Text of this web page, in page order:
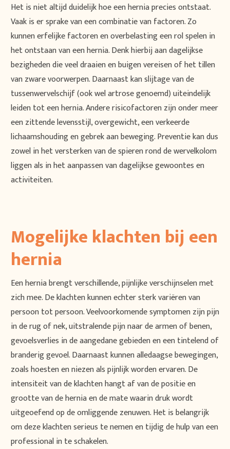
Het is niet altijd duidelijk hoe een hernia precies ontstaat.
Vaak is er sprake van een combinatie van factoren. Zo
kunnen erfelijke factoren en overbelasting een rol spelen in
het ontstaan van een hernia. Denk hierbij aan dagelijkse
bezigheden die veel draaien en buigen vereisen of het tillen
van zware voorwerpen. Daarnaast kan slijtage van de
tussenwervelschijf (ook wel artrose genoemd) uiteindelijk
leiden tot een hernia. Andere risicofactoren zijn onder meer
een zittende levensstijl, overgewicht, een verkeerde
lichaamshouding en gebrek aan beweging. Preventie kan dus
zowel in het versterken van de spieren rond de wervelkolom
liggen als in het aanpassen van dagelijkse gewoontes en
activiteiten.
Mogelijke klachten bij een
hernia
Een hernia brengt verschillende, pijnlijke verschijnselen met
zich mee. De klachten kunnen echter sterk variëren van
persoon tot persoon. Veelvoorkomende symptomen zijn pijn
in de rug of nek, uitstralende pijn naar de armen of benen,
gevoelsverlies in de aangedane gebieden en een tintelend of
branderig gevoel. Daarnaast kunnen alledaagse bewegingen,
zoals hoesten en niezen als pijnlijk worden ervaren. De
intensiteit van de klachten hangt af van de positie en
grootte van de hernia en de mate waarin druk wordt
uitgeoefend op de omliggende zenuwen. Het is belangrijk
om deze klachten serieus te nemen en tijdig de hulp van een
professional in te schakelen.